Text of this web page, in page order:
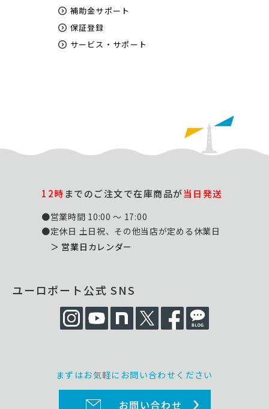
補助金サポート
保証登録
サービス・サポート
12時までのご注文で在庫商品が当日発送
●営業時間 10:00 ～ 17:00
●定休日 土日祝、その他当店が定める休業日
＞ 営業日カレンダー
ユーロポート公式 SNS
まずはお気軽にお問い合わせください
お問い合わせ